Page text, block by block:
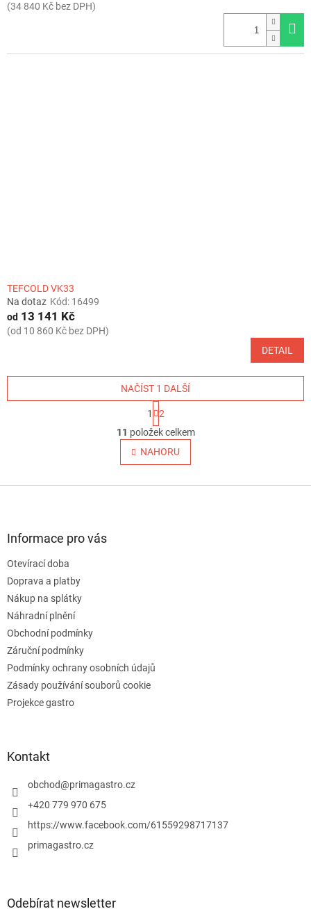
(34 840 Kč bez DPH)
TEFCOLD VK33
Na dotaz Kód: 16499
od 13 141 Kč
(od 10 860 Kč bez DPH)
DETAIL
O
v
l
á
u
NAČÍST 1 DALŠÍ
t
r
á
n
k
v
1
2
11 položek celkem
NAHORU
Informace pro vás
Otevírací doba
Doprava a platby
Nákup na splátky
Náhradní plnění
Obchodní podmínky
Záruční podmínky
Podmínky ochrany osobních údajů
Zásady používání souborů cookie
Projekce gastro
Kontakt
obchod@primagastro.cz
+420 779 970 675
https://www.facebook.com/61559298717137
primagastro.cz
Odebírat newsletter